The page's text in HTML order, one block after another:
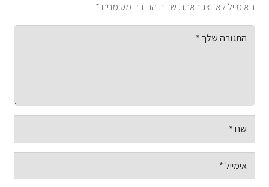
האימייל לא יוצג באתר. שדות החובה מסומנים *